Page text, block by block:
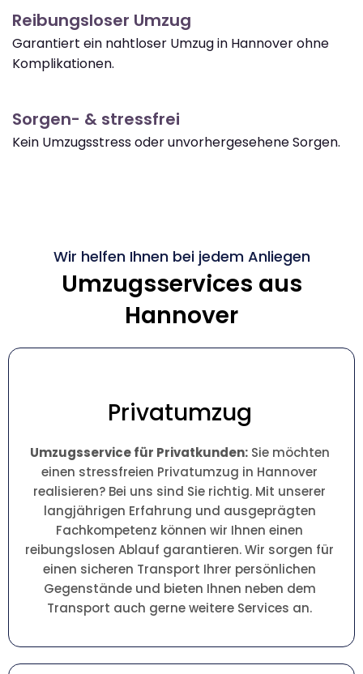
Reibungsloser Umzug
Garantiert ein nahtloser Umzug in Hannover ohne
Komplikationen.
Sorgen- & stressfrei
Kein Umzugsstress oder unvorhergesehene Sorgen.
Wir helfen Ihnen bei jedem Anliegen
Umzugsservices aus
Hannover
Privatumzug
Umzugsservice für Privatkunden:Sie möchten
einen stressfreien Privatumzug in Hannover
realisieren? Bei uns sind Sie richtig. Mit unserer
langjährigen Erfahrung und ausgeprägten
Fachkompetenz können wir Ihnen einen
reibungslosen Ablauf garantieren. Wir sorgen für
einen sicheren Transport Ihrer persönlichen
Gegenstände und bieten Ihnen neben dem
Transport auch gerne weitere Services an.